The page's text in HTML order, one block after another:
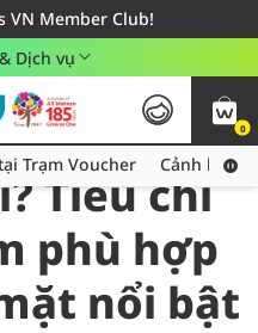
VN Member Club!
đơn hàng từ 249,000Đ
khu vực TP. Hồ Chí Minh
Dịch vụ
0
Thu thập thêm voucher hot tại Trạm Voucher
Trạm Voucher Cảnh báo
Tiêu chí
phù hợp
nổi bật